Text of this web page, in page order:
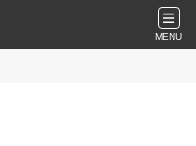
MENU